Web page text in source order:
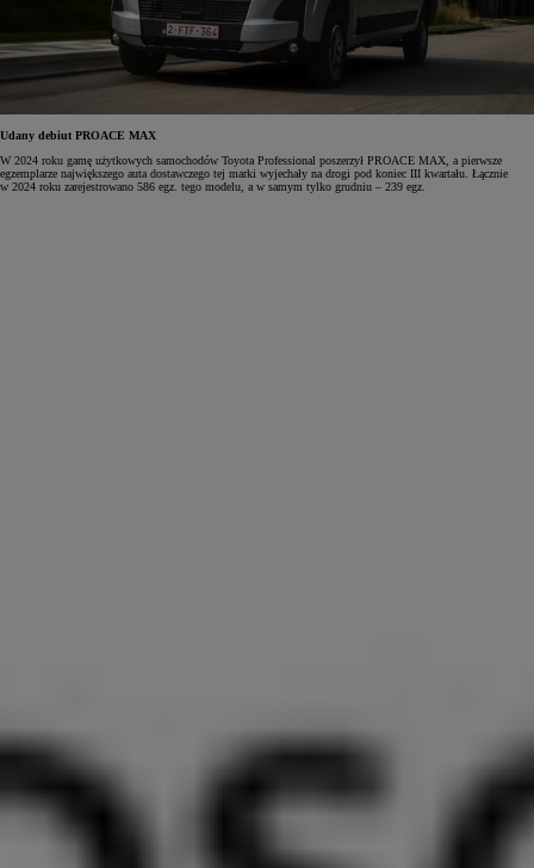
Udany debiut PROACE MAX
W 2024 roku gamę użytkowych samochodów Toyota Professional poszerzył PROACE MAX, a pierwsze
egzemplarze największego auta dostawczego tej marki wyjechały na drogi pod koniec III kwartału. Łącznie
w 2024 roku zarejestrowano 586 egz. tego modelu, a w samym tylko grudniu – 239 egz.